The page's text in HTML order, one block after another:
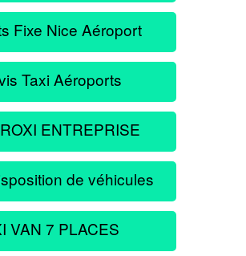
Fixe Nice Aéroport
Taxi Aéroports
ENTREPRISE
de véhicules
VAN 7 PLACES